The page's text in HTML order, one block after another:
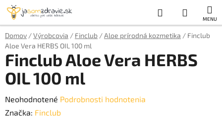
Prejsť
obsah
Hľadať
KOŠÍK
Domov /Výrobcovia / Finclub /Aloe prírodná kozmetika / Finclub
Aloe Vera HERBS OIL 100 ml
Finclub Aloe Vera HERBS
OIL 100 ml
Priemerné
hodnotenie
Neohodnotené Podrobnosti hodnotenia
Značka: Finclub